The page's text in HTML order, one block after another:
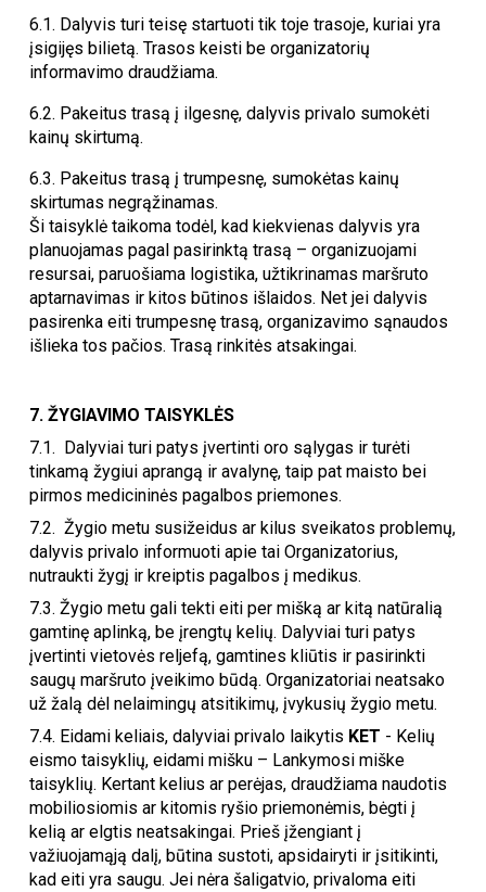
6.1. Dalyvis turi teisę startuoti tik toje trasoje, kuriai yra
įsigijęs bilietą. Trasos keisti be organizatorių
informavimo draudžiama.
6.2. Pakeitus trasą į ilgesnę, dalyvis privalo sumokėti
kainų skirtumą.
6.3. Pakeitus trasą į trumpesnę, sumokėtas kainų
skirtumas negrąžinamas.
Ši taisyklė taikoma todėl, kad kiekvienas dalyvis yra
planuojamas pagal pasirinktą trasą – organizuojami
resursai, paruošiama logistika, užtikrinamas maršruto
aptarnavimas ir kitos būtinos išlaidos. Net jei dalyvis
pasirenka eiti trumpesnę trasą, organizavimo sąnaudos
išlieka tos pačios. Trasą rinkitės atsakingai.
7. ŽYGIAVIMO TAISYKLĖS
7.1. Dalyviai turi patys įvertinti oro sąlygas ir turėti
tinkamą žygiui aprangą ir avalynę, taip pat maisto bei
pirmos medicininės pagalbos priemones.
7.2. Žygio metu susižeidus ar kilus sveikatos problemų,
dalyvis privalo informuoti apie tai Organizatorius,
nutraukti žygį ir kreiptis pagalbos į medikus.
7.3.Žygio metu gali tekti eiti per mišką ar kitą natūralią
gamtinę aplinką, be įrengtų kelių. Dalyviai turi patys
įvertinti vietovės reljefą, gamtines kliūtis ir pasirinkti
saugų maršruto įveikimo būdą. Organizatoriai neatsako
už žalą dėl nelaimingų atsitikimų, įvykusių žygio metu.
7.4. Eidami keliais, dalyviai privalo laikytis KET - Kelių
eismo taisyklių, eidami mišku – Lankymosi miške
taisyklių. Kertant kelius ar perėjas, draudžiama naudotis
mobiliosiomis ar kitomis ryšio priemonėmis, bėgti į
kelią ar elgtis neatsakingai. Prieš įžengiant į
važiuojamąją dalį, būtina sustoti, apsidairyti ir įsitikinti,
kad eiti yra saugu. Jei nėra šaligatvio, privaloma eiti